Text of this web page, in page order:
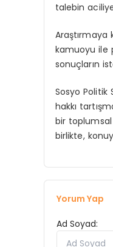
talebin
Araştırmaya
kamuoyu ile
sonuçların
Sosyo Politik
hakkı
bir toplumsal
birlikte,
Yorum Yap
Ad Soyad: